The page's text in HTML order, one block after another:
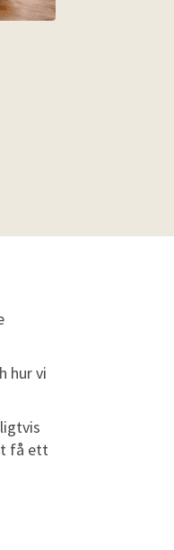
hur vi
få ett